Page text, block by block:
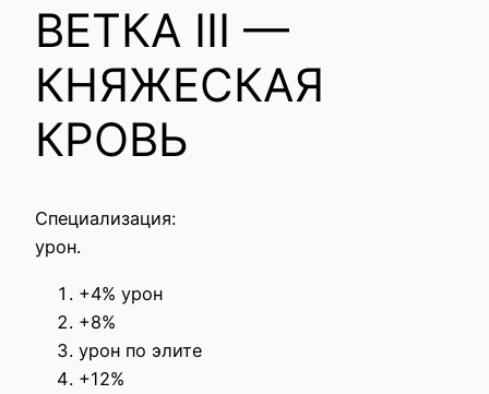
ВЕТКА III —
КНЯЖЕСКАЯ
КРОВЬ
Специализация:
урон.
+4% урон
+8%
урон по элите
+12%